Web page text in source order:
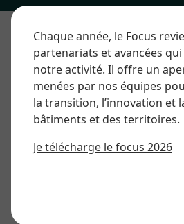
Chaque année, le Focus
partenariats et avancées
notre activité. Il offre un
menées par nos équipes
la transition, l’innovation et
bâtiments et des territoires.
Je télécharge le focus 2026
Mission
L’approche est systémique
le couple PTC-HTC peut
l’environnement bâtiment et
contraintes règlementaires et
auxquelles le PTC pourrait être
travail doit servir ensuite à
prototypage d’un panneau